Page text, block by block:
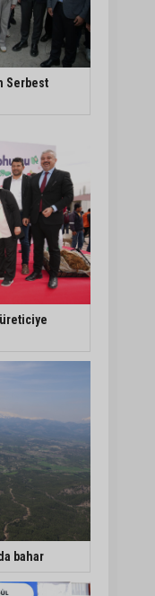
Yavuz:
huzur ve
daha da
için
Oya Tekin
halinin
hükmedildi
taziye evinde
kamerada:
polis ekibi
sevk edildi
Serbest
bahar